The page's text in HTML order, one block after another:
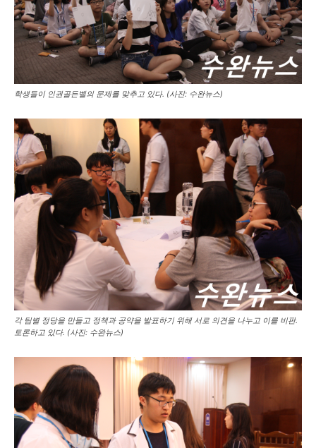
학생들이 인권골든벨의 문제를 맞추고 있다. (사진: 수완뉴스)
각 팀별 정당을 만들고 정책과 공약을 발표하기 위해 서로 의견을 나누고 이를 비판.
토론하고 있다. (사진: 수완뉴스)